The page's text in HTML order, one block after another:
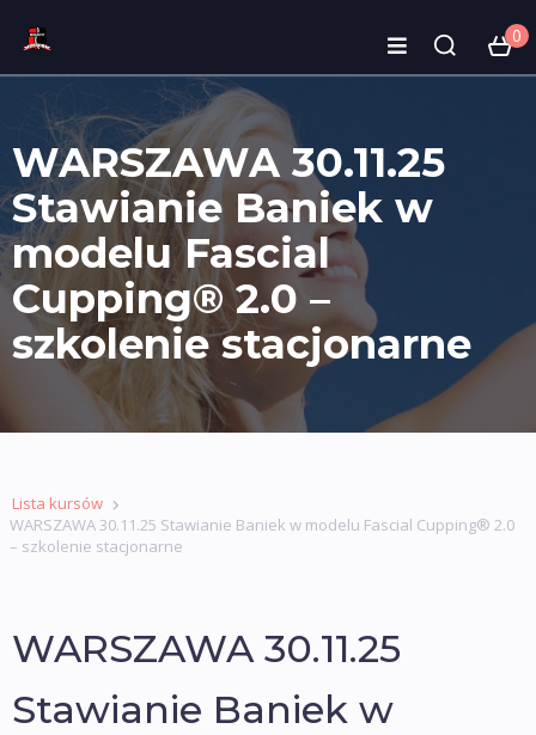
0
WARSZAWA 30.11.25
Stawianie Baniek w
modelu Fascial
Cupping® 2.0 –
szkolenie stacjonarne
Lista kursów
WARSZAWA 30.11.25 Stawianie Baniek w modelu Fascial Cupping® 2.0
– szkolenie stacjonarne
WARSZAWA 30.11.25
Stawianie Baniek w